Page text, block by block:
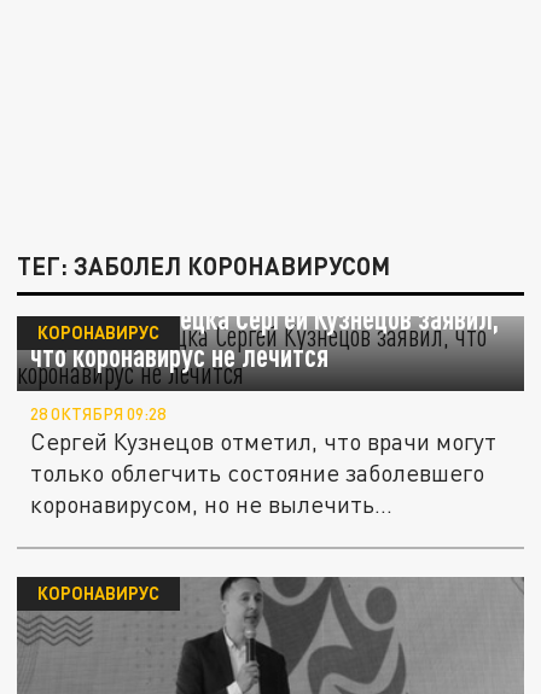
ТЕГ: ЗАБОЛЕЛ КОРОНАВИРУСОМ
Мэр Новокузнецка Сергей Кузнецов заявил,
что коронавирус не лечится
КОРОНАВИРУС
28 ОКТЯБРЯ 09:28
Сергей Кузнецов отметил, что врачи могут
только облегчить состояние заболевшего
коронавирусом, но не вылечить...
КОРОНАВИРУС